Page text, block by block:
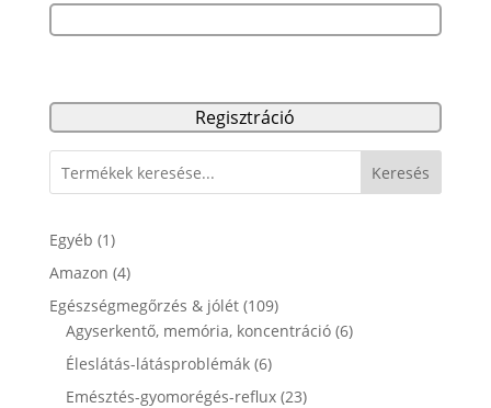
Keresés
Egyéb 11
termék
Amazon 44
termék
Egészségmegőrzés & jólét 109109
termék
Agyserkentő, memória, koncentráció 66
Éleslátás-látásproblémák 66
termék
Emésztés-gyomorégés-reflux 2323